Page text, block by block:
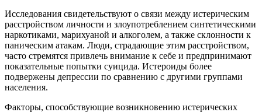
Исследования свидетельствуют о связи между истерическим
расстройством личности и злоупотреблением синтетическими
наркотиками, марихуаной и алкоголем, а также склонности к
паническим атакам. Люди, страдающие этим расстройством,
часто стремятся привлечь внимание к себе и предпринимают
показательные попытки суицида. Истероиды более
подвержены депрессии по сравнению с другими группами
населения.
Факторы, способствующие возникновению истерических